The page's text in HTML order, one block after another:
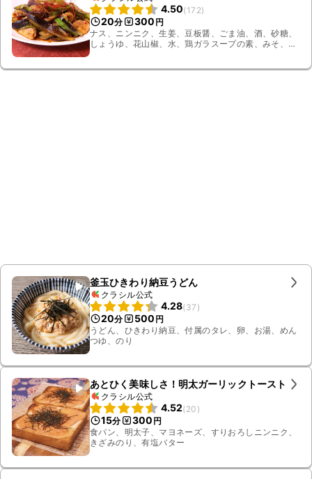
4.50(172)
20分 300 円
ナス、ニンニク、生姜、豆板醤、ごま油、酒、砂糖、
しょうゆ、花山椒、水、鶏ガラスープの素、みそ、
釜玉ひきわり納豆うどん
クラシル公式
4.28(37 )
20分 500 円
うどん、ひきわり納豆、付属のタレ、卵、お湯、めん
つゆ、のり
あとひく美味しさ！明太ガーリックトースト
クラシル公式
4.52(20 )
15分 300 円
食パン、明太子、マヨネーズ、すりおろしニンニク、
きざみのり、有塩バター